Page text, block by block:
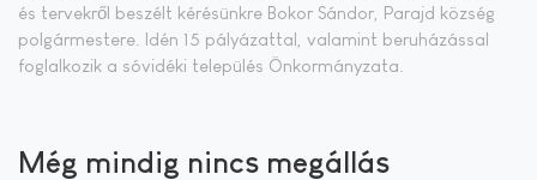
és tervekről beszélt kérésünkre Bokor Sándor, Parajd község
polgármestere. Idén 15 pályázattal, valamint beruházással
foglalkozik a sóvidéki település Önkormányzata.
Még mindig nincs megállás